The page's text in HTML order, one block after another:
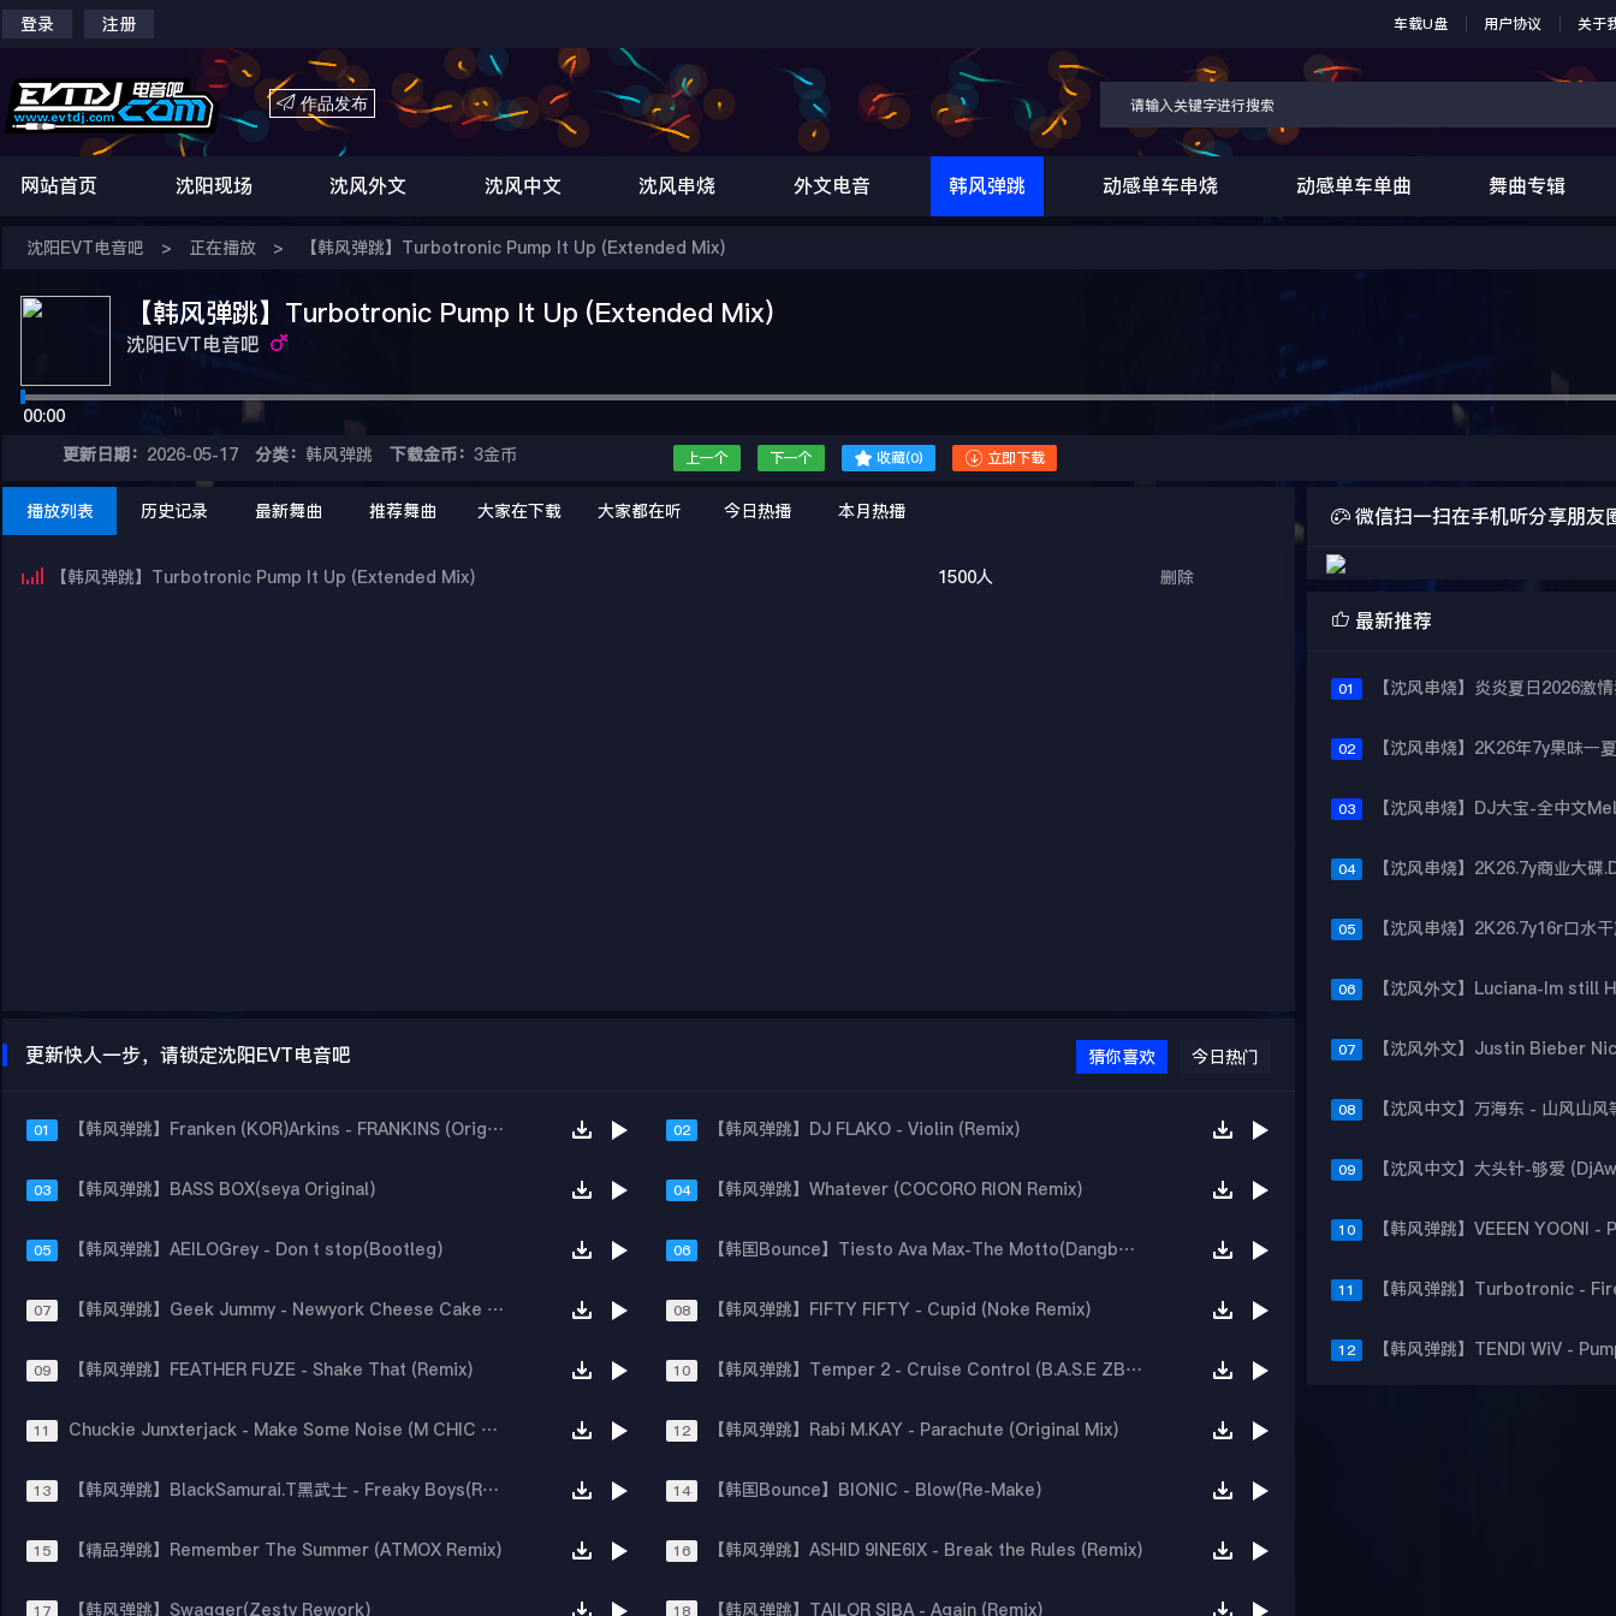
登录 注册 车载U盘 用户协议 关于
作品发布
网站首页 沈阳现场 沈风外文 沈风中文 沈风串烧 外文电音 韩风弹跳 动感单车串烧 动感单车单曲 舞曲专辑
沈阳EVT电音吧 > 正在播放 > 【韩风弹跳】Turbotronic Pump It Up (Extended Mix)
【韩风弹跳】Turbotronic Pump It Up (Extended Mix)
沈阳EVT电音吧
00:00
更新日期： 2026-05-17 分类： 韩风弹跳 下载金币：3金币 上一个 下一个  收藏(0)  立即下载
播放列表 历史记录 最新舞曲 推荐舞曲 大家在下载 大家都在听 今日热播 本月热播
【韩风弹跳】Turbotronic Pump It Up (Extended Mix) 1500人 删除
更新快人一步，请锁定沈阳EVT电音吧 猜你喜欢 今日热门
01 【韩风弹跳】Franken (KOR)Arkins - FRANKINS (Original Mix) 02 【韩风弹跳】DJ FLAKO - Violin (Remix)
03 【韩风弹跳】BASS BOX(seya Original) 04 【韩风弹跳】Whatever (COCORO RION Remix)
05 【韩风弹跳】AEILOGrey - Don t stop(Bootleg) 06 【韩国Bounce】Tiesto Ava Max-The Motto(DangboyE-Bootleg)
07 【韩风弹跳】Geek Jummy - Newyork Cheese Cake (Original mix) 08 【韩风弹跳】FIFTY FIFTY - Cupid (Noke Remix)
09 【韩风弹跳】FEATHER FUZE - Shake That (Remix) 10 【韩风弹跳】Temper 2 - Cruise Control (B.A.S.E ZB REMIX)
11 Chuckie Junxterjack - Make Some Noise (M CHIC Kimchi Bounce Edit) 12 【韩风弹跳】Rabi M.KAY - Parachute (Original Mix)
13 【韩风弹跳】BlackSamurai.T黑武士 - Freaky Boys(Remix) 14 【韩国Bounce】BIONIC - Blow(Re-Make)
15 【精品弹跳】Remember The Summer (ATMOX Remix) 16 【韩风弹跳】ASHID 9INE6IX - Break the Rules (Remix)
17 【韩风弹跳】Swagger(Zesty Rework) 18 【韩风弹跳】TAILOR SIBA - Again (Remix)
微信扫一扫在手机听分享朋友
 最新推荐
01
02
03
04
05
06
07
08
09
10
11
12